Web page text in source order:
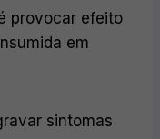
provocar efeito
em
sintomas